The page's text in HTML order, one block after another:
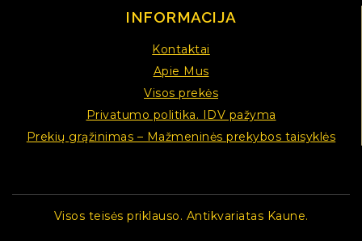
INFORMACIJA
Kontaktai
Apie Mus
Visos prekės
Privatumo politika. IDV pažyma
Prekių grąžinimas – Mažmeninės prekybos taisyklės
Visos teisės priklauso. Antikvariatas Kaune.